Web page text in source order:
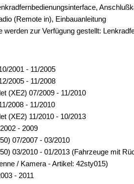
(Remote in), Einbauanleitung
werden zur Verfügung gestellt:
2001 - 11/2005
2005 - 11/2008
(XE2) 07/2009 - 11/2010
2008 - 11/2010
(XE2) 11/2010 - 10/2013
- 2009
07/2007 - 03/2010
03/2010 - 01/2013 (Fahrzeuge mit
/ Kamera - Artikel: 42sty015)
- 2011